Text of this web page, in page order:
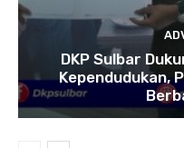
DKP Sulbar
Kependudukan,